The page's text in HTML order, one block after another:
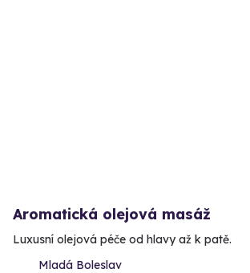
Aromatická olejová masáž
Luxusní olejová péče od hlavy až k patě.
Mladá Boleslav